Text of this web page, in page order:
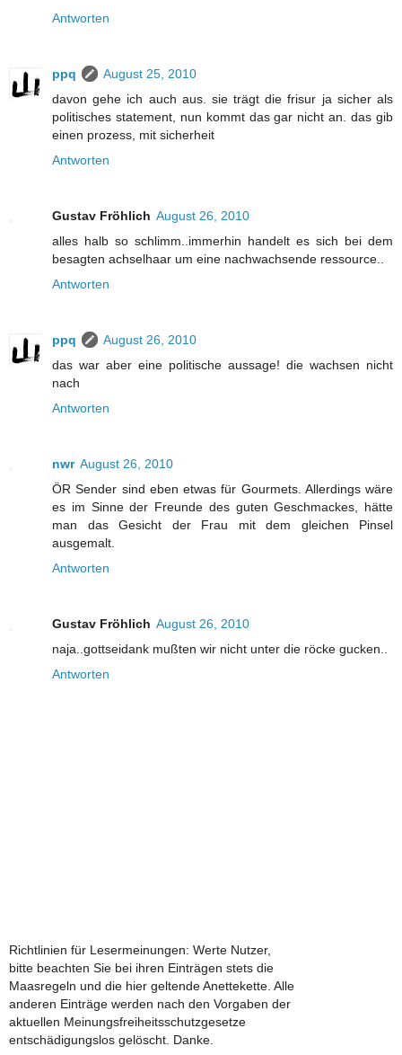
Antworten
ppq
August 25, 2010
davon gehe ich auch aus. sie trägt die frisur ja sicher als
politisches statement, nun kommt das gar nicht an. das gib
einen prozess, mit sicherheit
Antworten
Gustav Fröhlich August 26, 2010
alles halb so schlimm..immerhin handelt es sich bei dem
besagten achselhaar um eine nachwachsende ressource..
Antworten
ppq
August 26, 2010
das war aber eine politische aussage! die wachsen nicht
nach
Antworten
nwr August 26, 2010
ÖR Sender sind eben etwas für Gourmets. Allerdings wäre
es im Sinne der Freunde des guten Geschmackes, hätte
man das Gesicht der Frau mit dem gleichen Pinsel
ausgemalt.
Antworten
Gustav Fröhlich August 26, 2010
naja..gottseidank mußten wir nicht unter die röcke gucken..
Antworten
Richtlinien für Lesermeinungen: Werte Nutzer,
bitte beachten Sie bei ihren Einträgen stets die
Maasregeln und die hier geltende Anettekette. Alle
anderen Einträge werden nach den Vorgaben der
aktuellen Meinungsfreiheitsschutzgesetze
entschädigungslos gelöscht. Danke.